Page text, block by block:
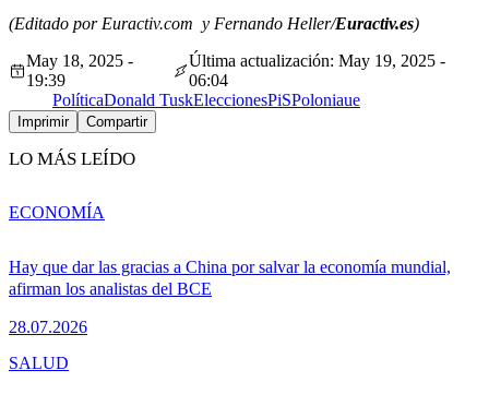
(Editado por Euractiv.com y Fernando Heller/Euractiv.es)
May 18, 2025 -
19:39
Última actualización: May 19, 2025 -
06:04
PolíticaDonald TuskEleccionesPiSPoloniaue
Imprimir Compartir
LO MÁS LEÍDO
Hay que dar las gracias a China por salvar la economía mundial,
afirman los analistas del BCE
28.07.2026
ECONOMÍA
SALUD